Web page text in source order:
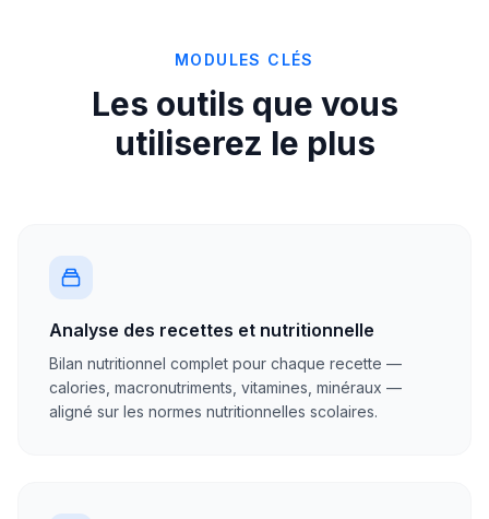
MODULES CLÉS
Les outils que vous
utiliserez le plus
Analyse des recettes et nutritionnelle
Bilan nutritionnel complet pour chaque recette —
calories, macronutriments, vitamines, minéraux —
aligné sur les normes nutritionnelles scolaires.